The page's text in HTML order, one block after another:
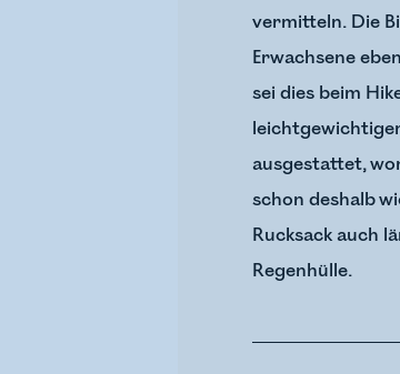
vermitteln. Die
Erwachsene
sei dies beim
ausgestattet,
schon deshalb
Rucksack auch
Regenhülle.